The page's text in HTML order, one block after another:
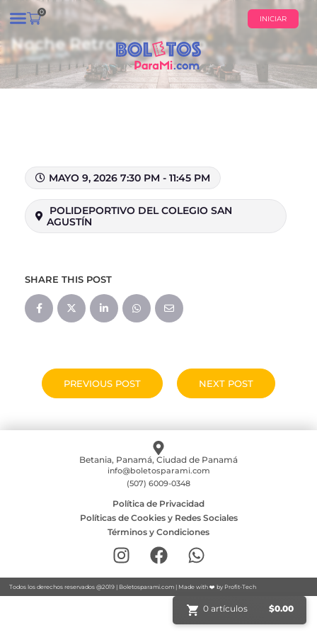
0
INICIAR
Noche Retro con Bingo
MAYO 9, 2026 7:30 PM - 11:45 PM
POLIDEPORTIVO DEL COLEGIO SAN
AGUSTÍN
SHARE THIS POST
PREVIOUS POST NEXT POST
Betania, Panamá, Ciudad de Panamá
info@boletosparami.com
(507) 6009-0348
Política de Privacidad
Políticas de Cookies y Redes Sociales
Términos y Condiciones
Todos los derechos reservados @2019 | Boletosparami.com | Made with ❤️ by Profit-Tech
0 artículos $0.00